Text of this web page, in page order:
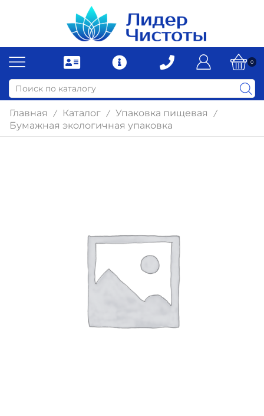
0
Главная / Каталог / Упаковка пищевая /
Бумажная экологичная упаковка